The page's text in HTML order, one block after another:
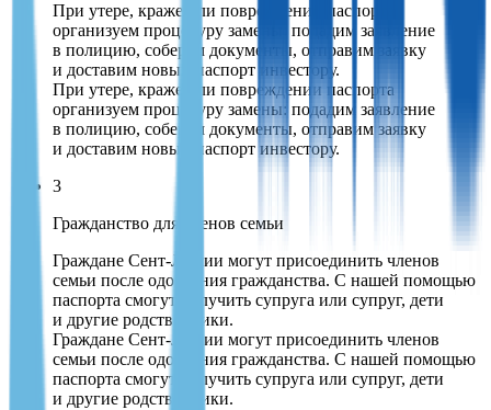
При утере, краже или повреждении паспорта
организуем процедуру замены: подадим заявление
в полицию, соберем документы, отправим заявку
и доставим новый паспорт инвестору.
При утере, краже или повреждении паспорта
организуем процедуру замены: подадим заявление
в полицию, соберем документы, отправим заявку
и доставим новый паспорт инвестору.
3
Гражданство для членов семьи
Граждане Сент-Люсии могут присоединить членов
семьи после одобрения гражданства. С нашей помощью
паспорта смогут получить супруга или супруг, дети
и другие родственники.
Граждане Сент-Люсии могут присоединить членов
семьи после одобрения гражданства. С нашей помощью
паспорта смогут получить супруга или супруг, дети
и другие родственники.